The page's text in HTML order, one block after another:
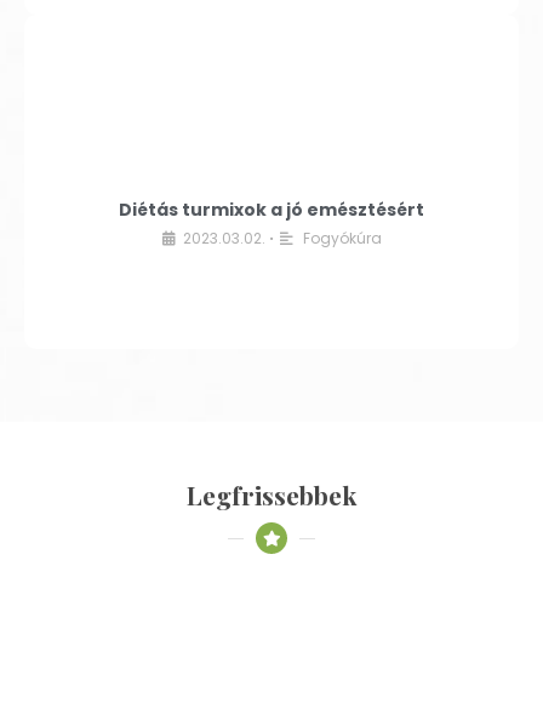
Diétás turmixok a jó emésztésért
2023.03.02. • Fogyókúra
Legfrissebbek